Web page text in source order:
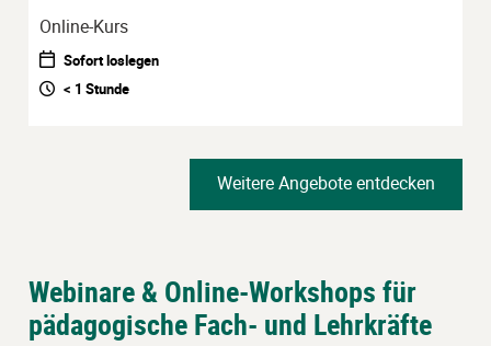
Online-Kurs
Sofort loslegen
< 1 Stunde
Weitere Angebote entdecken
Webinare & Online-Workshops für
pädagogische Fach- und Lehrkräfte